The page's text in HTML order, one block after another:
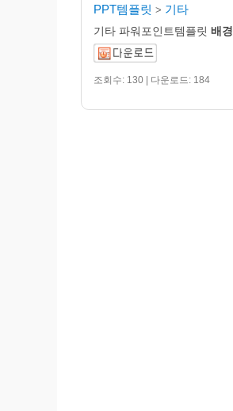
PPT템플릿 > 기타
기타 파워포인트템플릿 배경
조회수: 130 | 다운로드: 184